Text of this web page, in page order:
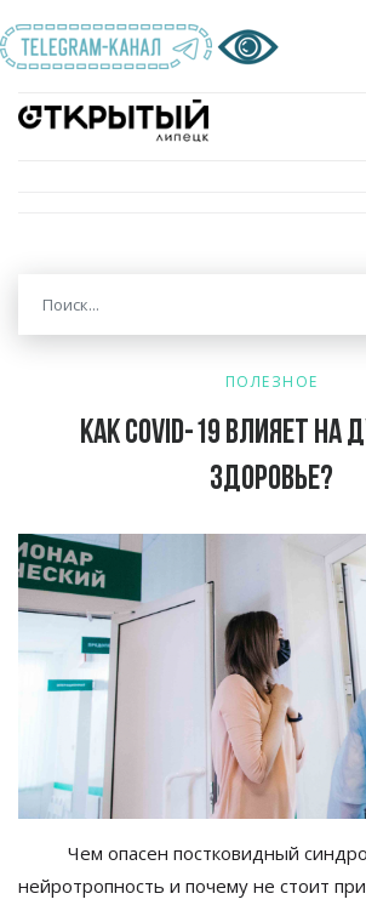
ПОЛЕЗНОЕ
Как COVID-19 влияет на
здоровье?
Чем опасен постковидный
нейротропность и почему не стоит